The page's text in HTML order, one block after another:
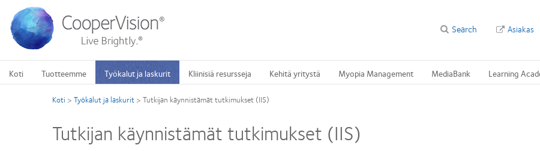
Hyppää
pääsisältöön
Asiakas
Search
Koti Tuotteemme Työkalut ja laskurit Kliinisiä resursseja Kehitä yritystä Myopia Management MediaBank Learning
Koti > Työkalut ja laskurit > Tutkijan käynnistämät tutkimukset (IIS)
Tutkijan käynnistämät tutkimukset (IIS)